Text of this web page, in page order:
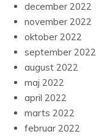
december 2022
november 2022
oktober 2022
september 2022
august 2022
maj 2022
april 2022
marts 2022
februar 2022